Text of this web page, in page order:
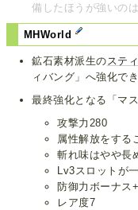
備したほうが強いの
MHWorld
鉱石素材派生の ステ
ィバング」へ強化でき
最終強化となる「マ
攻撃力280
属性解放をする
斬れ味はやや長
Lv3スロットが
防御力ボーナス
レア度7